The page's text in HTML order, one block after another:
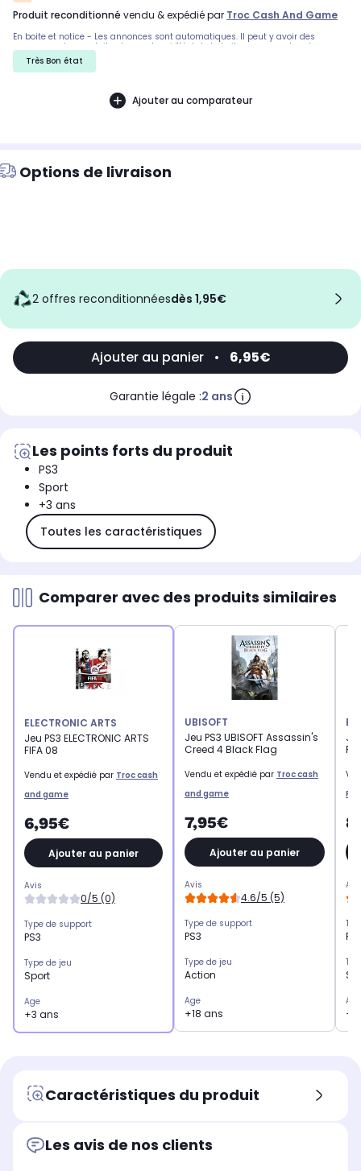
produit reconditionné vendu & expédié par Troc Cash And Game
En boite et notice - Les annonces sont automatiques. Il peut y avoir des
rayures sur les produits, demandez si l'état de la boite par exemple est
important. Nous ne pouvons pas tout detailler
Très Bon état
Ajouter au comparateur
Options de livraison
2 offres reconditionnées dès 1,95€
Ajouter au panier • 6,95€
Garantie légale :2 ans
Les points forts du produit
PS3
Sport
+3 ans
Toutes les caractéristiques
Comparer avec des produits similaires
ELECTRONIC ARTS
Jeu PS3 ELECTRONIC ARTS
FIFA 08
Vendu et expédié par Troc cash
and game
6,95€
Ajouter au panier
Avis
0/5 (0)
Type de support
PS3
Type de jeu
Sport
Age
+3 ans
UBISOFT
Jeu PS3 UBISOFT Assassin's
Creed 4 Black Flag
Vendu et expédié par Troc cash
and game
7,95€
Ajouter au panier
Avis
4.6/5 (5)
Type de support
PS3
Type de jeu
Action
Age
+18 ans
Age
Caractéristiques du produit
Les avis de nos clients